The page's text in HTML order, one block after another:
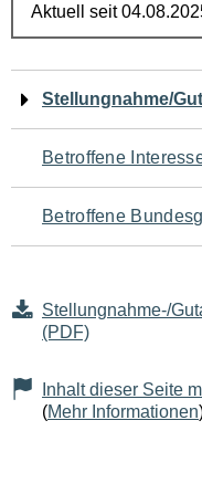
Navigation
für
den
Seiteninhalt
Stellungnahme/
Betroffene
Betroffene
Stellungnahme-/
(PDF)
Inhalt dieser Seite
(Mehr Informationen